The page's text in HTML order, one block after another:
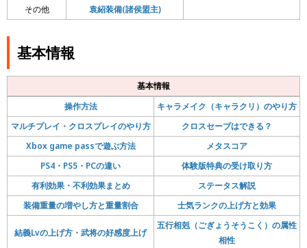
その他 袁紹装備(諸侯盟主)
基本情報
基本情報
操作方法
キャラメイク（キャラクリ）のやり方
マルチプレイ・クロスプレイのやり方
クロスセーブはできる？
Xbox game passで遊ぶ方法
メタスコア
PS4・PS5・PCの違い
体験版特典の受け取り方
有利効果・不利効果まとめ
ステータス解説
装備重量の増やし方と重量割合
士気ランクの上げ方と効果
結義Lvの上げ方・武将の好感度上げ
五行相剋（ごぎょうそうこく）の属性
相性